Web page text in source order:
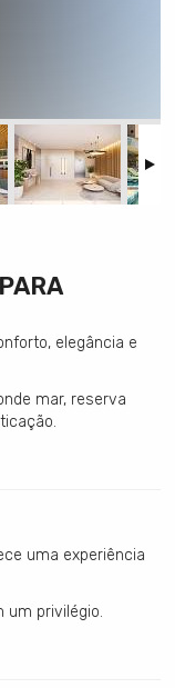
elegância e
mar, reserva
uma experiência
um privilégio.